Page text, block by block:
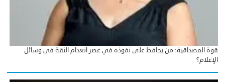
قوة المصداقية: من يحافظ على نفوذه في عصر انعدام الثقة في وسائل
الإعلام؟